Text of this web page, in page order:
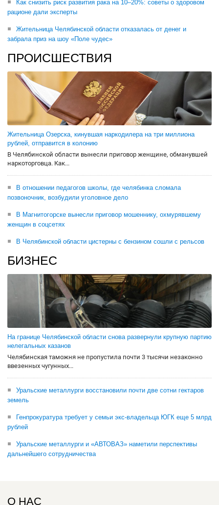
Как снизить риск развития рака на 10–20%: советы о здоровом
рационе дали эксперты
Жительница Челябинской области отказалась от денег и
забрала приз на шоу «Поле чудес»
ПРОИСШЕСТВИЯ
Жительница Озерска, кинувшая наркодилера на три миллиона
рублей, отправится в колонию
В Челябинской области вынесли приговор женщине, обманувшей
наркоторговца. Как...
В отношении педагогов школы, где челябинка сломала
позвоночник, возбудили уголовное дело
В Магнитогорске вынесли приговор мошеннику, охмурявшему
женщин в соцсетях
В Челябинской области цистерны с бензином сошли с рельсов
БИЗНЕС
На границе Челябинской области снова развернули крупную партию
нелегальных казанов
Челябинская таможня не пропустила почти 3 тысячи незаконно
ввезенных чугунных...
Уральские металлурги восстановили почти две сотни гектаров
земель
Генпрокуратура требует у семьи экс-владельца ЮГК еще 5 млрд
рублей
Уральские металлурги и «АВТОВАЗ» наметили перспективы
дальнейшего сотрудничества
О НАС